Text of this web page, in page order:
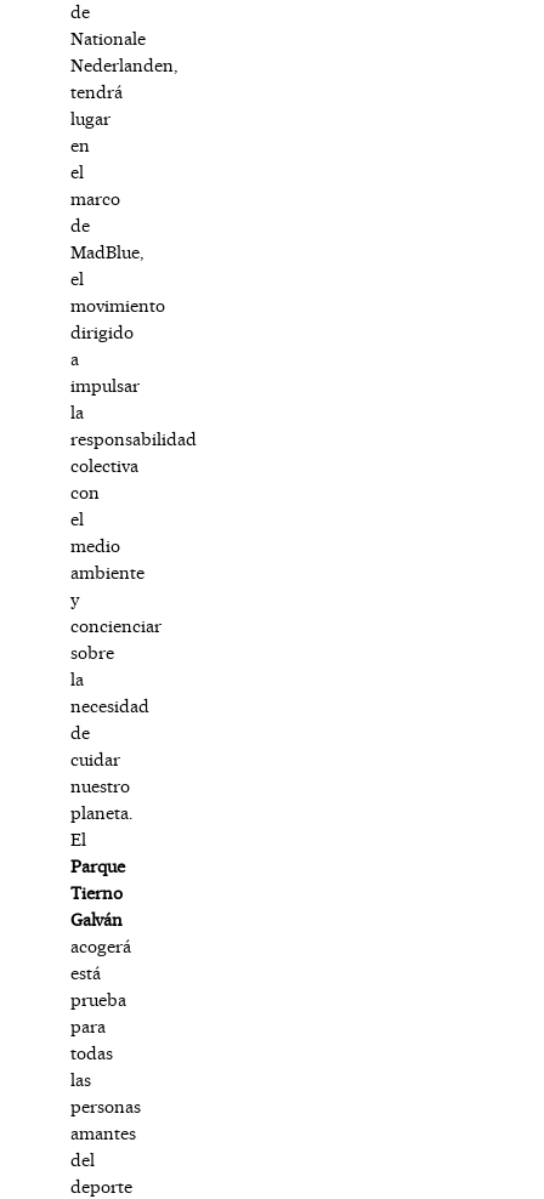
de
Nationale
Nederlanden,
tendrá
lugar
en
el
marco
de
MadBlue,
el
movimiento
dirigido
a
impulsar
la
responsabilidad
colectiva
con
el
medio
ambiente
y
concienciar
sobre
la
necesidad
de
cuidar
nuestro
planeta.
El
Parque
Tierno
Galván
acogerá
está
prueba
para
todas
las
personas
amantes
del
deporte